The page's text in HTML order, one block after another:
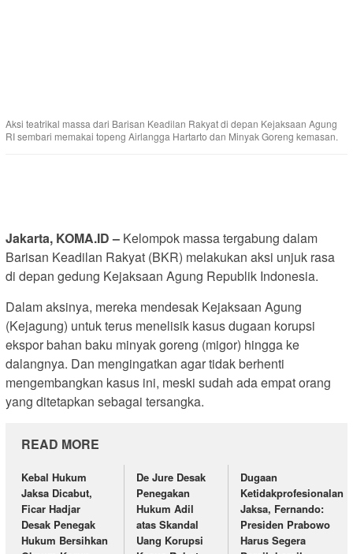
Aksi teatrikal massa dari Barisan Keadilan Rakyat di depan Kejaksaan Agung
RI sembari memakai topeng Airlangga Hartarto dan Minyak Goreng kemasan.
Jakarta, KOMA.ID – Kelompok massa tergabung dalam
Barisan Keadilan Rakyat (BKR) melakukan aksi unjuk rasa
di depan gedung Kejaksaan Agung Republik Indonesia.
Dalam aksinya, mereka mendesak Kejaksaan Agung
(Kejagung) untuk terus menelisik kasus dugaan korupsi
ekspor bahan baku minyak goreng (migor) hingga ke
dalangnya. Dan mengingatkan agar tidak berhenti
mengembangkan kasus ini, meski sudah ada empat orang
yang ditetapkan sebagai tersangka.
READ MORE
Kebal Hukum
Jaksa Dicabut,
Ficar Hadjar
Desak Penegak
Hukum Bersihkan
De Jure Desak
Penegakan
Hukum Adil
atas Skandal
Uang Korupsi
Dugaan
Ketidakprofesionalan
Jaksa, Fernando:
Presiden Prabowo
Harus Segera